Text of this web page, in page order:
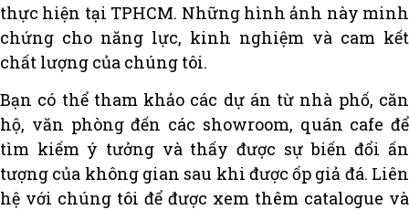
thực hiện tại TPHCM. Những hình ảnh này minh
chứng cho năng lực, kinh nghiệm và cam kết
chất lượng của chúng tôi.
Bạn có thể tham khảo các dự án từ nhà phố, căn
hộ, văn phòng đến các showroom, quán cafe để
tìm kiếm ý tưởng và thấy được sự biến đổi ấn
tượng của không gian sau khi được ốp giả đá. Liên
hệ với chúng tôi để được xem thêm catalogue và